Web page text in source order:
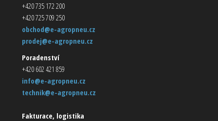
+420 735 172 200
+420 725 709 250
obchod@e-agropneu.cz
prodej@e-agropneu.cz
Poradenství
+420 602 421 859
info@e-agropneu.cz
technik@e-agropneu.cz
Fakturace, logistika